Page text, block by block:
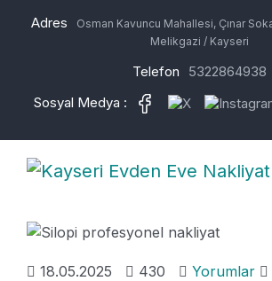
Adres
Osman Kavuncu Mahallesi, Çınar
Melikgazi / Kayseri
Telefon
5322864938
Sosyal Medya :
18.05.2025 430 Yorumlar